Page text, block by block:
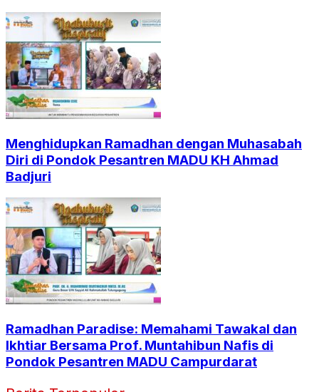
Menghidupkan Ramadhan dengan Muhasabah
Diri di Pondok Pesantren MADU KH Ahmad
Badjuri
Ramadhan Paradise: Memahami Tawakal dan
Ikhtiar Bersama Prof. Muntahibun Nafis di
Pondok Pesantren MADU Campurdarat